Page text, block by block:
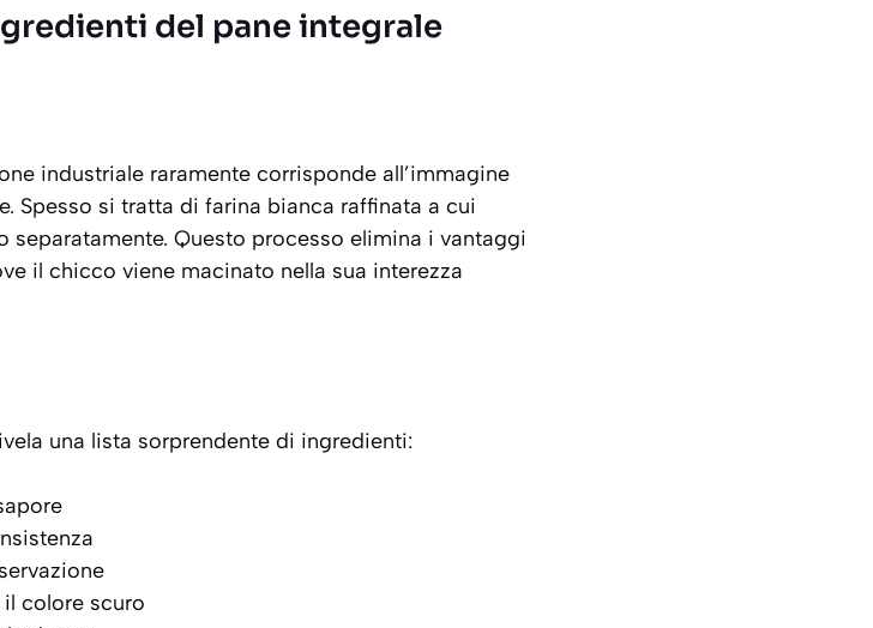
del pane integrale
industriale raramente corrisponde all’immagine
Spesso si tratta di farina bianca raffinata a cui
Questo processo elimina i vantaggi
il chicco viene macinato nella sua interezza
una lista sorprendente di ingredienti:
colore scuro